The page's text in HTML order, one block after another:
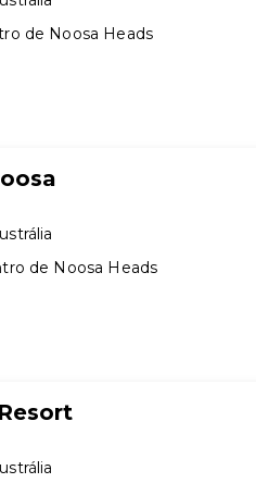
de Noosa Heads
de Noosa Heads